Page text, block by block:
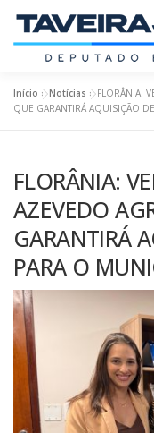
conteúdo
SOBRE O DEPUTADO
REQUERIMENTOS
REVISTA
Início »Notícias »FLORÂNIA:
QUE GARANTIRÁ AQUISIÇÃO
FLORÂNIA:
AZEVEDO
GARANTIRÁ
PARA O